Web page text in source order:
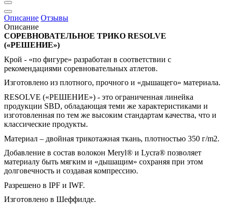
Описание Отзывы
Описание
СОРЕВНОВАТЕЛЬНОЕ ТРИКО RESOLVE
(«РЕШЕНИЕ»)
Крой - «по фигуре» разработан в соответствии с
рекомендациями соревновательных атлетов.
Изготовлено из плотного, прочного и «дышащего» материала.
RESOLVE («РЕШЕНИЕ») - это ограниченная линейка
продукции SBD, обладающая теми же характеристиками и
изготовленная по тем же высоким стандартам качества, что и
классические продукты.
Материал – двойная трикотажная ткань, плотностью 350 г/m2.
Добавление в состав волокон Meryl® и Lycra® позволяет
материалу быть мягким и «дышащим» сохраняя при этом
долговечность и создавая компрессию.
Разрешено в IPF и IWF.
Изготовлено в Шеффилде.